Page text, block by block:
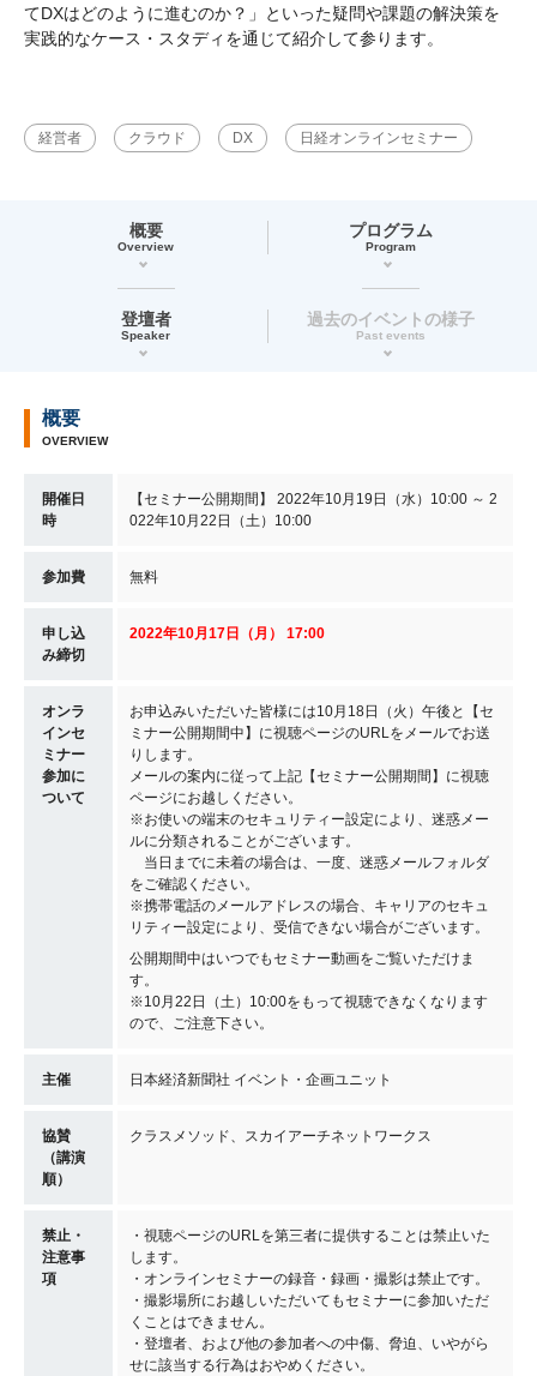
てDXはどのように進むのか？」といった疑問や課題の解決策を
実践的なケース・スタディを通じて紹介して参ります。
経営者 クラウド DX 日経オンラインセミナー
概要
Overview
プログラム
Program
登壇者
Speaker
過去のイベントの様子
Past events
概要
OVERVIEW
開催日
時
【セミナー公開期間】 2022年10月19日（水）10:00 ～ 2
022年10月22日（土）10:00
参加費 無料
申し込
み締切
2022年10月17日（月） 17:00
オンラ
インセ
ミナー
参加に
ついて
お申込みいただいた皆様には10月18日（火）午後と【セ
ミナー公開期間中】に視聴ページのURLをメールでお送
りします。
メールの案内に従って上記【セミナー公開期間】に視聴
ページにお越しください。
※お使いの端末のセキュリティー設定により、迷惑メー
ルに分類されることがございます。
当日までに未着の場合は、一度、迷惑メールフォルダ
をご確認ください。
※携帯電話のメールアドレスの場合、キャリアのセキュ
リティー設定により、受信できない場合がございます。
公開期間中はいつでもセミナー動画をご覧いただけま
す。
※10月22日（土）10:00をもって視聴できなくなります
ので、ご注意下さい。
主催 日本経済新聞社 イベント・企画ユニット
協賛
（講演
順）
クラスメソッド、スカイアーチネットワークス
禁止・
注意事
項
・視聴ページのURLを第三者に提供することは禁止いた
します。
・オンラインセミナーの録音・録画・撮影は禁止です。
・撮影場所にお越しいただいてもセミナーに参加いただ
くことはできません。
・登壇者、および他の参加者への中傷、脅迫、いやがら
せに該当する行為はおやめください。